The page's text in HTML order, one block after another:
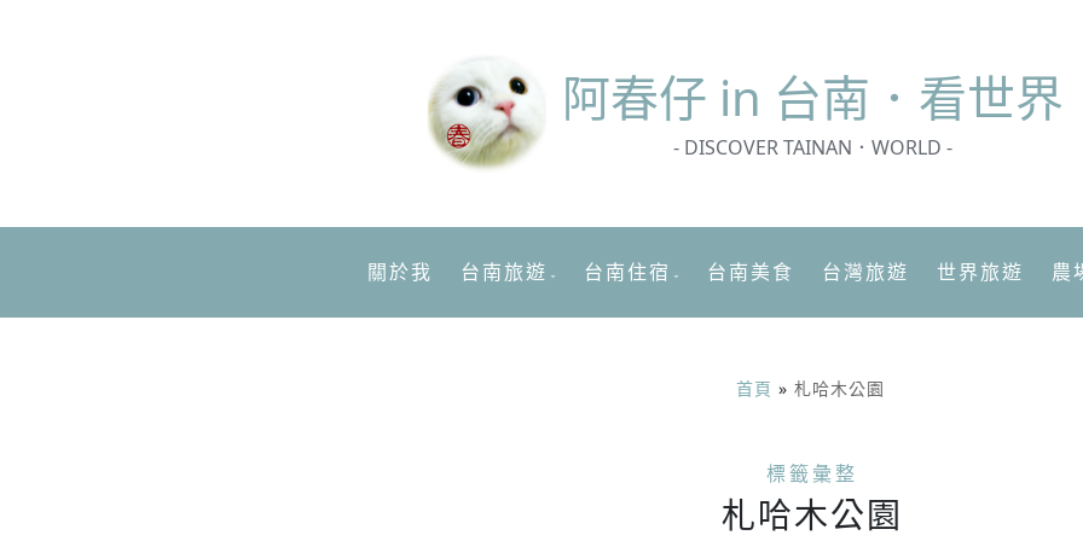
阿春仔 in 台南．看世界
- DISCOVER TAINAN．WORLD -
關於我 台南旅遊 台南住宿 台南美食 台灣旅遊 世界旅遊 農
首頁 » 札哈木公園
標籤彙整
札哈木公園